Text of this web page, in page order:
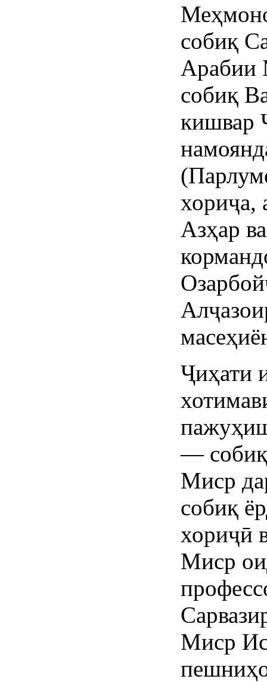
собиқ
собиқ
кишвар
хориҷа,
Азҳар
Ҷиҳати
—
Миср
собиқ
хориҷӣ
Миср
Миср